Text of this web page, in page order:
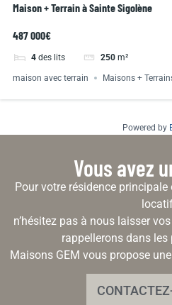
Maison + Terrain à Sainte Sigolène
487 000€
4 des lits 250 m²
maison avec terrain Maisons +
Powered by
Vous avez
Pour votre résidence
n’hésitez pas à nous laisser
rappellerons dans
Maisons GEM vous propose